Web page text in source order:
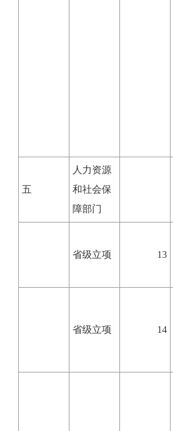
五
人力资源
和社会保
障部门
省级立项 13
省级立项 14